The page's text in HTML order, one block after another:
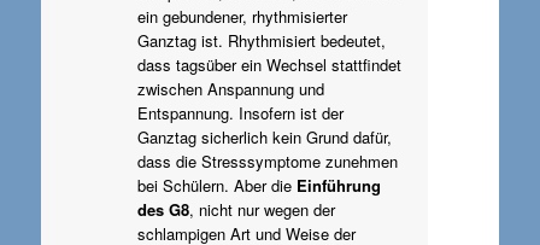
ein gebundener, rhythmisierter
Ganztag ist. Rhythmisiert bedeutet,
dass tagsüber ein Wechsel stattfindet
zwischen Anspannung und
Entspannung. Insofern ist der
Ganztag sicherlich kein Grund dafür,
dass die Stresssymptome zunehmen
bei Schülern. Aber die Einführung
des G8, nicht nur wegen der
schlampigen Art und Weise der